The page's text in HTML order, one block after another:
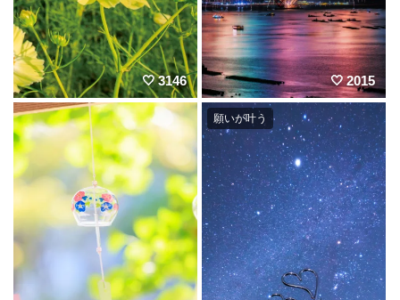
3146 2015
願いが叶う